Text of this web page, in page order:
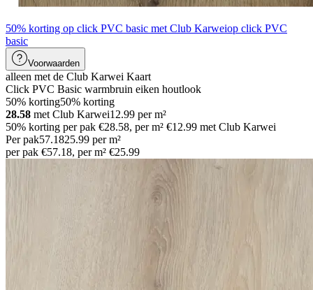
50% korting op click PVC basic met Club Karweiop click PVC
basic
Voorwaarden
alleen met de Club Karwei Kaart
Click PVC Basic warmbruin eiken houtlook
50% korting50% korting
28.58 met Club Karwei12.99 perm²
50% korting per pak €28.58, per m² €12.99 met Club Karwei
Per pak57.1825.99 perm²
per pak €57.18, per m² €25.99